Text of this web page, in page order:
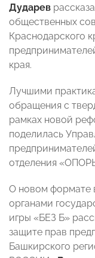
Дударев
общественных
Краснодарского
края.
Лучшими
обращения с
рамках новой
поделилась
отделения
О новом формате
органами
игры «БЕЗ Б»
защите прав
Башкирского